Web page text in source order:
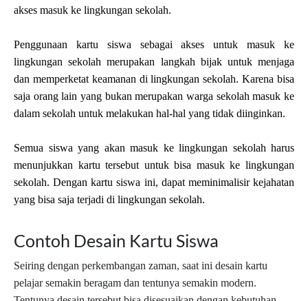
akses masuk ke lingkungan sekolah.
Penggunaan kartu siswa sebagai akses untuk masuk ke
lingkungan sekolah merupakan langkah bijak untuk menjaga
dan memperketat keamanan di lingkungan sekolah. Karena bisa
saja orang lain yang bukan merupakan warga sekolah masuk ke
dalam sekolah untuk melakukan hal-hal yang tidak diinginkan.
Semua siswa yang akan masuk ke lingkungan sekolah harus
menunjukkan kartu tersebut untuk bisa masuk ke lingkungan
sekolah. Dengan kartu siswa ini, dapat meminimalisir kejahatan
yang bisa saja terjadi di lingkungan sekolah.
Contoh Desain Kartu Siswa
Seiring dengan perkembangan zaman, saat ini desain kartu
pelajar semakin beragam dan tentunya semakin modern.